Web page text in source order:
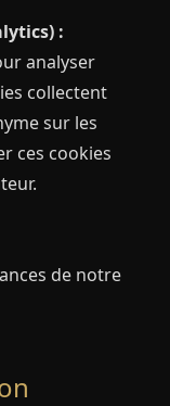
:
analyser
collectent
sur les
ces cookies
de notre